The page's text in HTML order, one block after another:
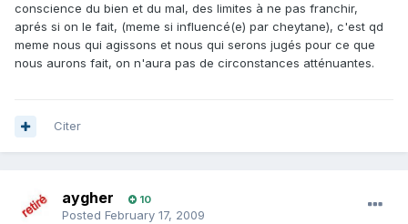
conscience du bien et du mal, des limites à ne pas franchir,
aprés si on le fait, (meme si influencé(e) par cheytane), c'est qd
meme nous qui agissons et nous qui serons jugés pour ce que
nous aurons fait, on n'aura pas de circonstances atténuantes.
Citer
aygher 10
Posted February 17, 2009